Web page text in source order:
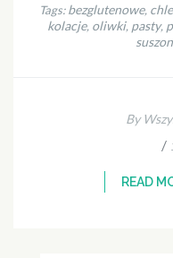
Tags:bezglutenowe,
kolacje, oliwki, pasty,
By
/
READ